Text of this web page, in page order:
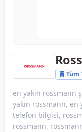
Tüm
en yakın rossmann
yakın rossmann, en
telefon bilgisi,
rossmann,